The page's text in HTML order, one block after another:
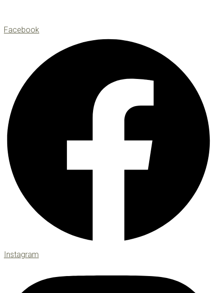
Facebook
Instagram